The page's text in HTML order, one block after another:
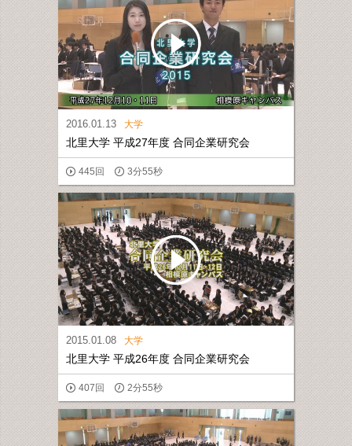
2016.01.13 大学
北里大学 平成27年度 合同企業研究会
445回 3分55秒
2015.01.08 大学
北里大学 平成26年度 合同企業研究会
407回 2分55秒